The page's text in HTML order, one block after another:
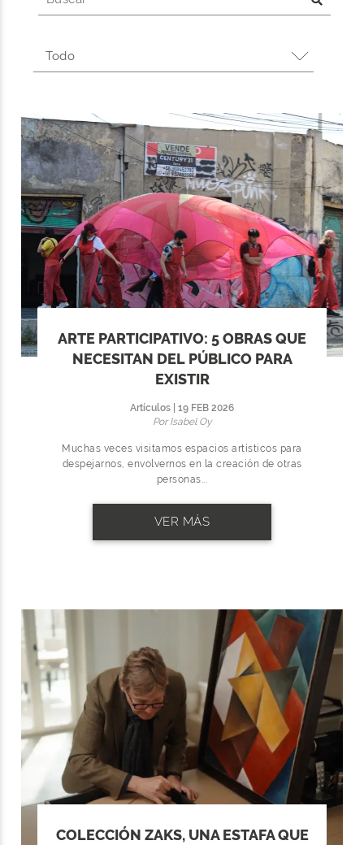
ARTE PARTICIPATIVO: 5 OBRAS QUE
NECESITAN DEL PÚBLICO PARA
EXISTIR
Artículos | 19 FEB 2026
Por Isabel Oy
Muchas veces visitamos espacios artísticos para
despejarnos, envolvernos en la creación de otras
personas...
VER MÁS
COLECCIÓN ZAKS, UNA ESTAFA QUE